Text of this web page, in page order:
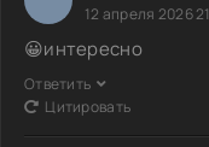
12 апреля 2026
😀интересно
Ответить
Цитировать